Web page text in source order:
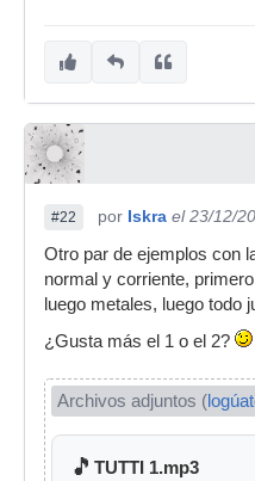
#22 por Iskra el 23/12/
Otro par de ejemplos con
normal y corriente,
luego metales, luego todo
¿Gusta más el 1 o el 2?
Archivos adjuntos (
🎵 TUTTI 1.mp3